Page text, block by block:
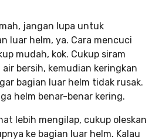
jangan lupa untuk
luar helm, ya. Cara mencuci
mudah, kok. Cukup siram
bersih, kemudian keringkan
bagian luar helm tidak rusak.
helm benar-benar kering.
lebih mengilap, cukup oleskan
ke bagian luar helm. Kalau